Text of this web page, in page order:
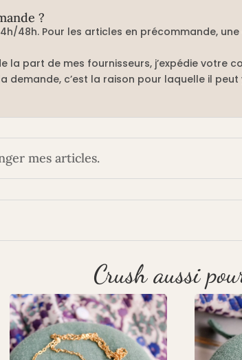
?
48h. Pour les articles en précommande,
la part de mes fournisseurs, j’expédie votre
c’est la raison pour laquelle il
mes articles.
Crush aussi